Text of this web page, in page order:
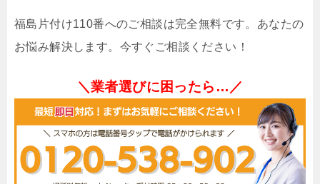
福島片付け110番へのご相談は完全無料です。あなたの
お悩み解決します。今すぐご相談ください！
＼業者選びに困ったら…／